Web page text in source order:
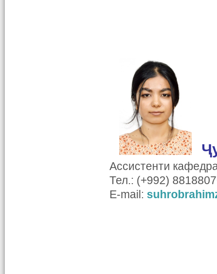
Ассистенти
Тел.: (+992)
E-mail: